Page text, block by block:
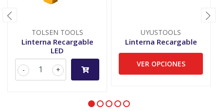
TOLSEN TOOLS
Linterna Recargable
LED
+
-
UYUSTOOLS
Linterna Recargable
VER OPCIONES